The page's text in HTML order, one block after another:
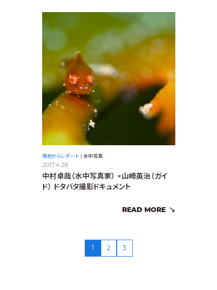
現地からレポート| 水中写真
2017.4.28
中村卓哉（水中写真家） ×山崎英治（ガイ
ド） ドタバタ撮影ドキュメント
READ MORE
1 2 3